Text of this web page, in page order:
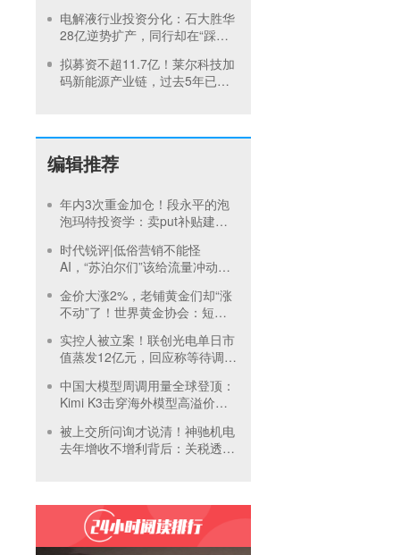
电解液行业投资分化：石大胜华
28亿逆势扩产，同行却在“踩刹
拟募资不超11.7亿！莱尔科技加
码新能源产业链，过去5年已定
编辑推荐
年内3次重金加仓！段永平的泡
泡玛特投资学：卖put补贴建
持有
时代锐评|低俗营销不能怪
AI，“苏泊尔们”该给流量冲动踩
金价大涨2%，老铺黄金们却“涨
不动”了！世界黄金协会：短期
实控人被立案！联创光电单日市
值蒸发12亿元，回应称等待调查
中国大模型周调用量全球登顶：
Kimi K3击穿海外模型高溢价壁
被上交所问询才说清！神驰机电
去年增收不增利背后：关税透支